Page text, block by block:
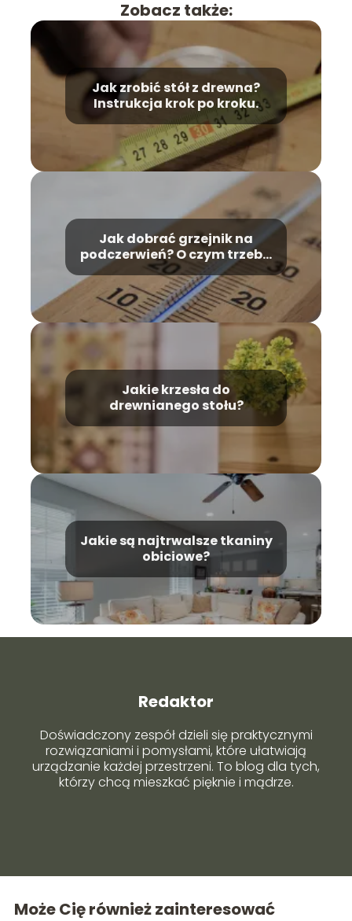
Zobacz także:
Jak zrobić stół z drewna?
Instrukcja krok po kroku.
Jak dobrać grzejnik na
podczerwień? O czym trzeba
pamiętać i jak zadbać o
bezpieczeństwo używając
grzejnika na
promieniowanie
Jakie krzesła do
drewnianego stołu?
Jakie są najtrwalsze tkaniny
obiciowe?
Redaktor
Doświadczony zespół dzieli się praktycznymi
rozwiązaniami i pomysłami, które ułatwiają
urządzanie każdej przestrzeni. To blog dla tych,
którzy chcą mieszkać pięknie i mądrze.
Może Cię również zainteresować